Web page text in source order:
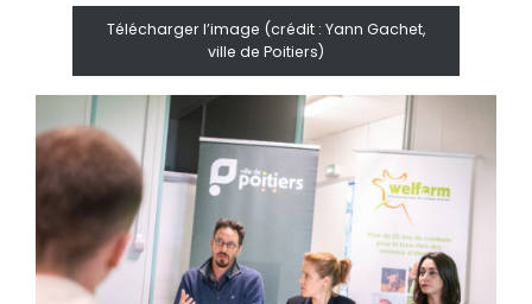
Télécharger l’image (crédit : Yann Gachet,
ville de Poitiers)